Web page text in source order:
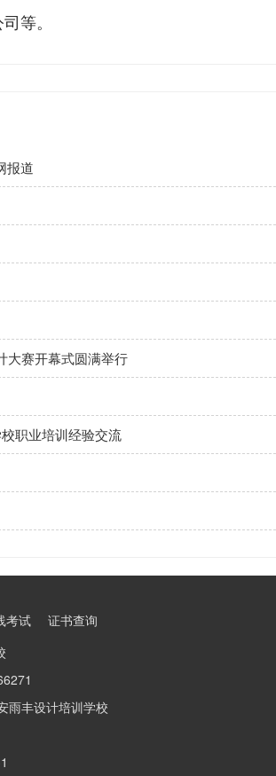
等。
报道
大赛开幕式圆满举行
职业培训经验交流
考试
证书查询
雨丰设计培训学校